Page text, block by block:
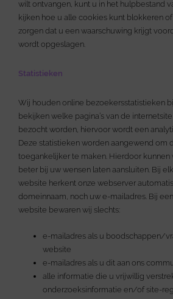
wilt ontvangen, kunt u in het hulpbestand
kijken hoe u alle cookies kunt blokkeren
zorgen dat u een waarschuwing krijgt
wordt opgeslagen.
Statistieken
Wij houden online bezoekersstatistieken
bekijken welke pagina’s van de
bezocht worden, hiervoor wordt een
Deze statistieken worden aangewend om
toegankelijker te maken. Hierdoor kunnen
beter bij uw wensen laten aansluiten. Bij
website herkent onze webserver
domeinnaam, noch uw e-mailadres. Bij
website bewaren wij slechts:
e-mailadres als u boodschappen/
website
e-mailadres als u dit aan ons
alle informatie die u vrijwillig
onderzoeksinformatie en/of site-